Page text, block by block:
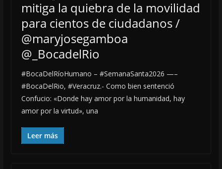
mitiga la quiebra de la movilidad
para cientos de ciudadanos /
@maryjosegamboa
@_BocadelRio
#BocaDelRíoHumano – #SemanaSanta2026 —–
#BocaDelRio, #Veracruz.- Como bien sentenció
Confucio: «Donde hay amor por la humanidad, hay
amor por la virtud», una
Leer más